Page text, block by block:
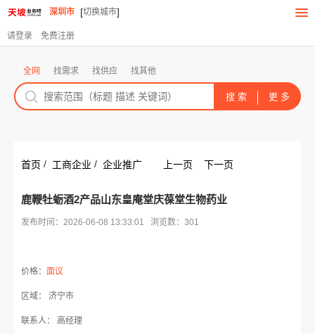
深圳市 [切换城市]
请登录 免费注册
全网 找需求 找供应 找其他
首页 / 工商企业 / 企业推广 上一页 下一页
鹿鞭牡蛎酒2产品山东皇庵堂庆葆堂生物药业
发布时间：2026-06-08 13:33:01 浏览数：301
价格： 面议
区域： 济宁市
联系人： 高经理